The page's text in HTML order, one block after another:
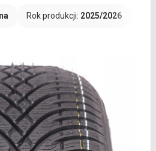
Rok produkcji: 2025/2026